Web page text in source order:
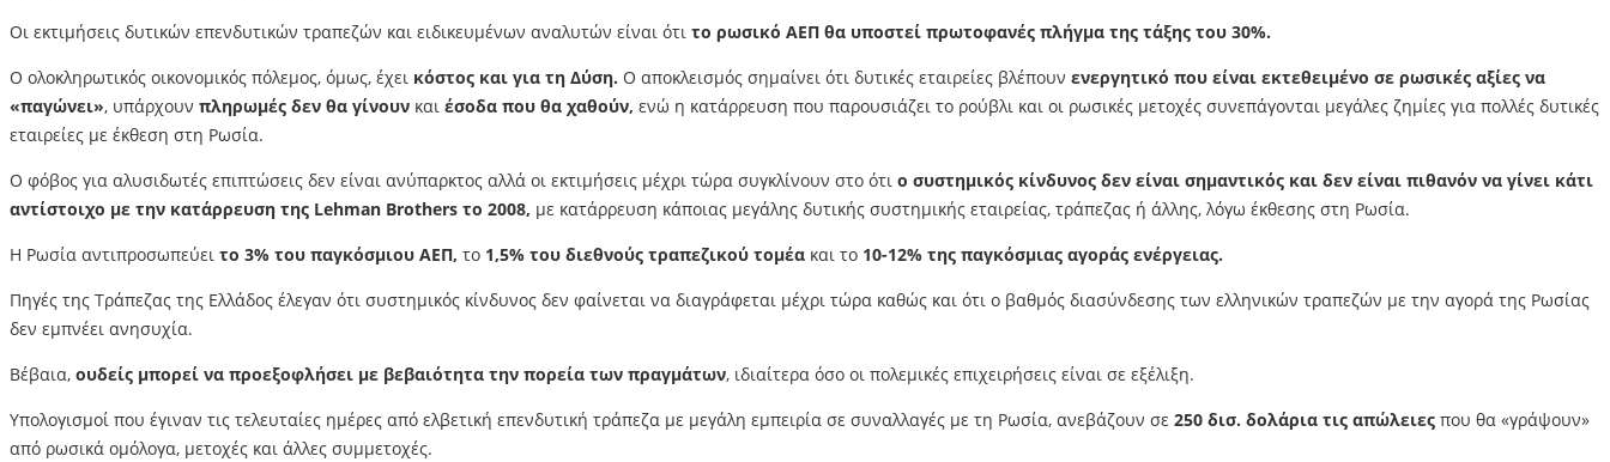
Οι εκτιμήσεις δυτικών επενδυτικών τραπεζών και ειδικευμένων αναλυτών είναι ότι το ρωσικό ΑΕΠ θα υποστεί πρωτοφανές πλήγμα της τάξης του 30%.
Ο ολοκληρωτικός οικονομικός πόλεμος, όμως, έχει κόστος και για τη Δύση. Ο αποκλεισμός σημαίνει ότι δυτικές εταιρείες βλέπουν ενεργητικό που είναι εκτεθειμένο σε ρωσικές αξίες να
«παγώνει», υπάρχουν πληρωμές δεν θα γίνουν και έσοδα που θα χαθούν, ενώ η κατάρρευση που παρουσιάζει το ρούβλι και οι ρωσικές μετοχές συνεπάγονται μεγάλες ζημίες για πολλές δυτικές
εταιρείες με έκθεση στη Ρωσία.
Ο φόβος για αλυσιδωτές επιπτώσεις δεν είναι ανύπαρκτος αλλά οι εκτιμήσεις μέχρι τώρα συγκλίνουν στο ότι ο συστημικός κίνδυνος δεν είναι σημαντικός και δεν είναι πιθανόν να γίνει κάτι
αντίστοιχο με την κατάρρευση της Lehman Brothers το 2008, με κατάρρευση κάποιας μεγάλης δυτικής συστημικής εταιρείας, τράπεζας ή άλλης, λόγω έκθεσης στη Ρωσία.
Η Ρωσία αντιπροσωπεύει το 3% του παγκόσμιου ΑΕΠ, το 1,5% του διεθνούς τραπεζικού τομέα και το 10-12% της παγκόσμιας αγοράς ενέργειας.
Πηγές της Τράπεζας της Ελλάδος έλεγαν ότι συστημικός κίνδυνος δεν φαίνεται να διαγράφεται μέχρι τώρα καθώς και ότι ο βαθμός διασύνδεσης των ελληνικών τραπεζών με την αγορά της Ρωσίας
δεν εμπνέει ανησυχία.
Βέβαια, ουδείς μπορεί να προεξοφλήσει με βεβαιότητα την πορεία των πραγμάτων, ιδιαίτερα όσο οι πολεμικές επιχειρήσεις είναι σε εξέλιξη.
Υπολογισμοί που έγιναν τις τελευταίες ημέρες από ελβετική επενδυτική τράπεζα με μεγάλη εμπειρία σε συναλλαγές με τη Ρωσία, ανεβάζουν σε 250 δισ. δολάρια τις απώλειες που θα «γράψουν»
από ρωσικά ομόλογα, μετοχές και άλλες συμμετοχές.